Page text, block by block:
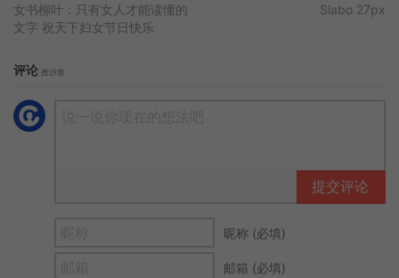
女书柳叶：只有女人才能读懂的
文字 祝天下妇女节日快乐
Slabo 27px
评论 抢沙发
提交评论
昵称 (必填)
邮箱 (必填)